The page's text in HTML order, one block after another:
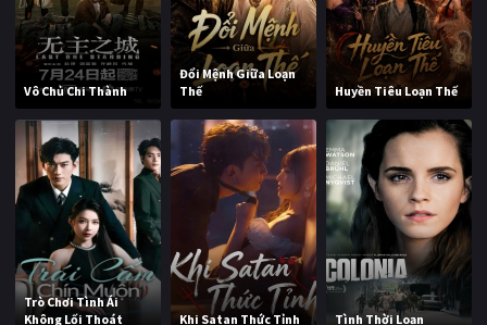
Vô Chủ Chi Thành
Đổi Mệnh Giữa Loạn
Thế
Huyền Tiêu Loạn Thế
Trò Chơi Tình Ái
Không Lối Thoát
Khi Satan Thức Tỉnh Tình Thời Loạn